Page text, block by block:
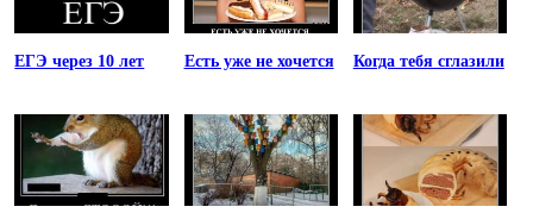
ЕГЭ через 10 лет Есть уже не хочется Когда тебя сглазили